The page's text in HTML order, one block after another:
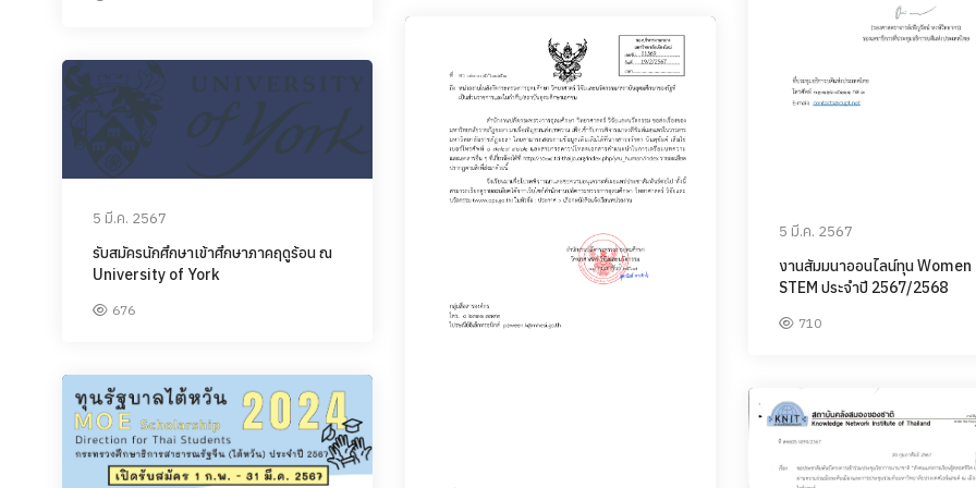
5 มี.ค. 2567
งานสัมมนาออนไลน์ทุน Women
STEM ประจําปี 2567/2568
710
5 มี.ค. 2567
รับสมัครนักศึกษาเข้าศึกษาภาคฤดูร้อน ณ
University of York
676